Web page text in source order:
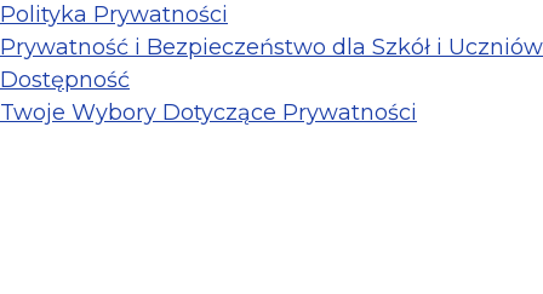
Polityka Prywatności
Prywatność i Bezpieczeństwo dla Szkół i Uczniów
Dostępność
Twoje Wybory Dotyczące Prywatności